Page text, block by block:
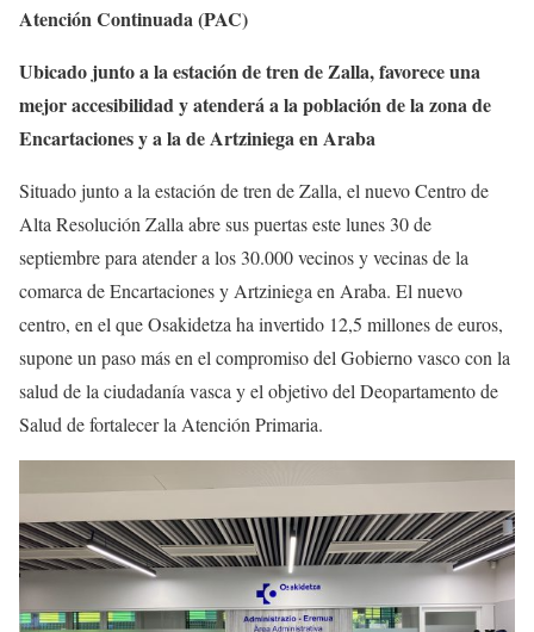
Atención Continuada (PAC)
Ubicado juntoa la estación de tren de Zalla, favorece una
mejor accesibilidad yatenderá a la población de la zona de
Encartaciones y a la de Artziniega en Araba
Situado junto a la estación de tren de Zalla, el nuevo Centro de
Alta Resolución Zalla abre sus puertas este lunes 30 de
septiembre para atender a los 30.000 vecinos y vecinas de la
comarca de Encartaciones y Artziniega en Araba. El nuevo
centro, en el que Osakidetza ha invertido 12,5 millones de euros,
supone un paso más en el compromiso del Gobierno vasco con la
salud de la ciudadanía vasca y el objetivo del Deopartamento de
Salud de fortalecer la Atención Primaria.